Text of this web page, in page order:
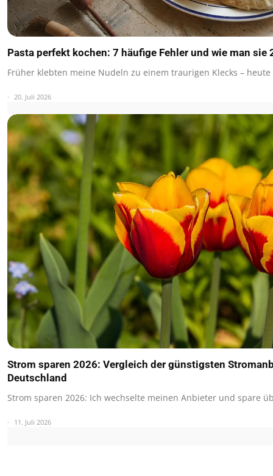
Pasta perfekt kochen: 7 häufige Fehler und wie man sie
Früher klebten meine Nudeln zu einem traurigen Klecks –
20. Juli 2026
Strom sparen 2026: Vergleich der günstigsten
Deutschland
Strom sparen 2026: Ich wechselte meinen Anbieter und spare
11. Juli 2026